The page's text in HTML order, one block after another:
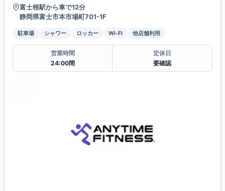
富士根駅から車で12分
静岡県富士市本市場町701-1F
駐車場 シャワー ロッカー Wi-Fi 他店舗利用
営業時間
24:00間
定休日
要確認